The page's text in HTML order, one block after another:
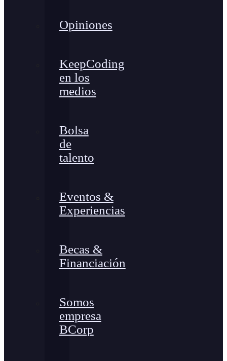
Opiniones
KeepCoding
en los
medios
Bolsa
de
talento
Eventos &
Experiencias
Becas &
Financiación
Somos
empresa
BCorp